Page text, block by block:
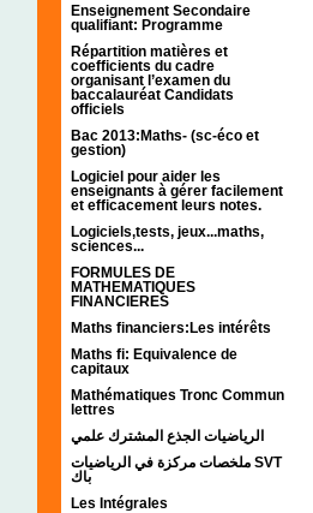
Enseignement Secondaire
qualifiant: Programme
Répartition matières et
coefficients du cadre
organisant l’examen du
baccalauréat Candidats
officiels
Bac 2013:Maths- (sc-éco et
gestion)
Logiciel pour aider les
enseignants à gérer facilement
et efficacement leurs notes.
Logiciels,tests, jeux...maths,
sciences...
FORMULES DE
MATHEMATIQUES
FINANCIERES
Maths financiers:Les intérêts
Maths fi: Equivalence de
capitaux
Mathématiques Tronc Commun
lettres
الرياضيات الجذع المشترك علمي
ملخصات مركزة في الرياضيات SVT
باك
Les Intégrales